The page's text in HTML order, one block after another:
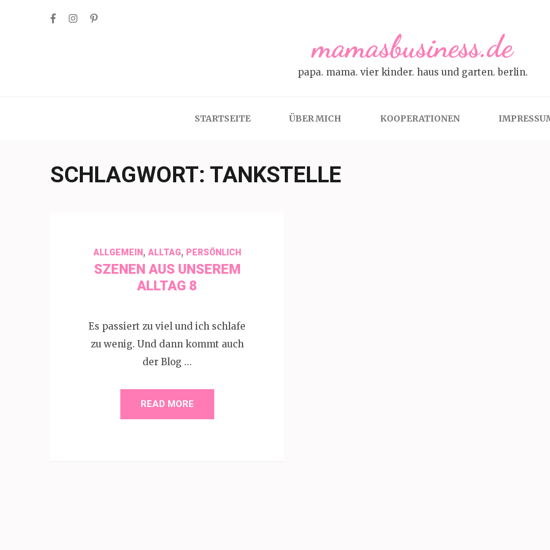
mamasbusiness.de
papa. mama. vier kinder. haus und garten. berlin.
STARTSEITE ÜBER MICH KOOPERATIONEN
SCHLAGWORT: TANKSTELLE
ALLGEMEIN, ALLTAG, PERSÖNLICH
SZENEN AUS UNSEREM
ALLTAG 8
Es passiert zu viel und ich schlafe
zu wenig. Und dann kommt auch
der Blog …
READ MORE